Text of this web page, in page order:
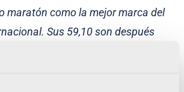
maratón como la mejor marca del
Sus 59,10 son después
la mejor del mundo